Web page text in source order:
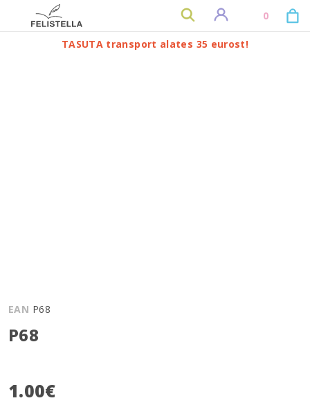
0
TASUTA transport alates 35 eurost!
EAN P68
P68
1.00€